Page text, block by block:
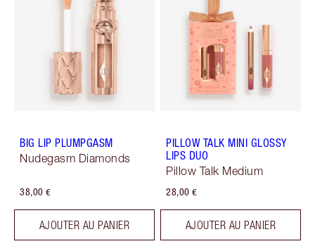
BIG LIP PLUMPGASM
Nudegasm Diamonds
38,00 €
AJOUTER AU PANIER
PILLOW TALK MINI GLOSSY
LIPS DUO
Pillow Talk Medium
28,00 €
AJOUTER AU PANIER